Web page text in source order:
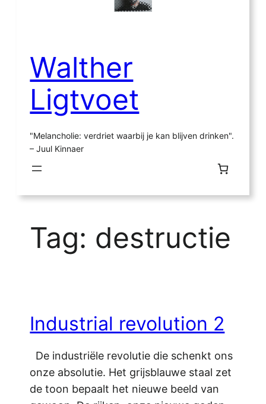
Walther
Ligtvoet
"Melancholie: verdriet waarbij je kan blijven drinken".
– Juul Kinnaer
Tag: destructie
Industrial revolution 2
De industriële revolutie die schenkt ons
onze absolutie. Het grijsblauwe staal zet
de toon bepaalt het nieuwe beeld van